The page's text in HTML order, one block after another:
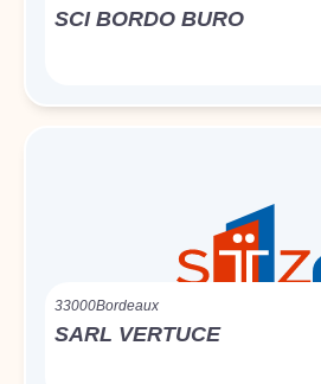
SCI BORDO BURO
33000Bordeaux
SARL VERTUCE